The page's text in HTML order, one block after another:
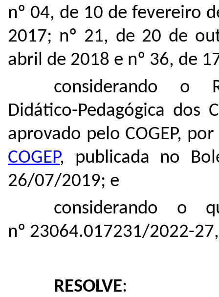
nº 04, de 10 de fevereiro
2017; nº 21, de 20 de
abril de 2018 e nº 36, de
considerando o
Didático-Pedagógica dos
aprovado pelo COGEP,
COGEP, publicada no
26/07/2019; e
considerando o
nº 23064.017231/2022-27,
RESOLVE: